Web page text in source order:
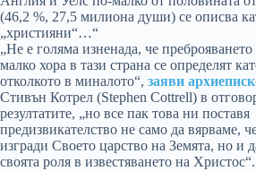
(46,2 %, 27,5 милиона души) се описва
„християни“…“
„Не е голяма изненада, че
малко хора в тази страна се определят
отколкото в миналото“, заяви
Стивън Котрел (Stephen Cottrell) в
резултатите, „но все пак това ни поставя
предизвикателство не само да вярваме,
изгради Своето царство на Земята, но и
своята роля в известяването на Христос“.